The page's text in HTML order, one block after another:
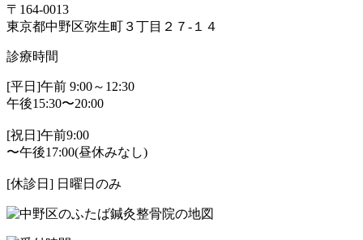
〒164-0013
東京都中野区弥生町３丁目２７-１４
診療時間
[平日]午前 9:00～12:30
午後15:30〜20:00
[祝日]午前9:00
〜午後17:00(昼休みなし)
[休診日] 日曜日のみ